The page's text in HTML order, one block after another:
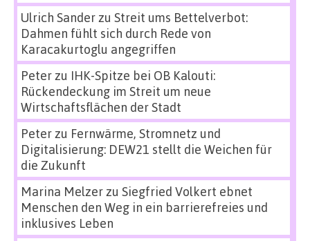
Ulrich Sanderzu Streit ums Bettelverbot:
Dahmen fühlt sich durch Rede von
Karacakurtoglu angegriffen
Peterzu IHK-Spitze bei OB Kalouti:
Rückendeckung im Streit um neue
Wirtschaftsflächen der Stadt
Peterzu Fernwärme, Stromnetz und
Digitalisierung: DEW21 stellt die Weichen für
die Zukunft
Marina Melzerzu Siegfried Volkert ebnet
Menschen den Weg in ein barrierefreies und
inklusives Leben